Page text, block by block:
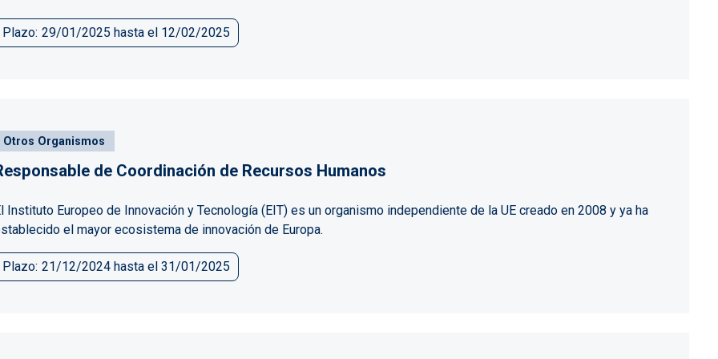
Plazo 29/01/2025 hasta el 12/02/2025
Otros Organismos
de Coordinación de Recursos Humanos
Instituto Europeo de Innovación y Tecnología (EIT) es un organismo independiente de la UE creado en 2008 y ya ha
el mayor ecosistema de innovación de Europa.
Plazo 21/12/2024 hasta el 31/01/2025